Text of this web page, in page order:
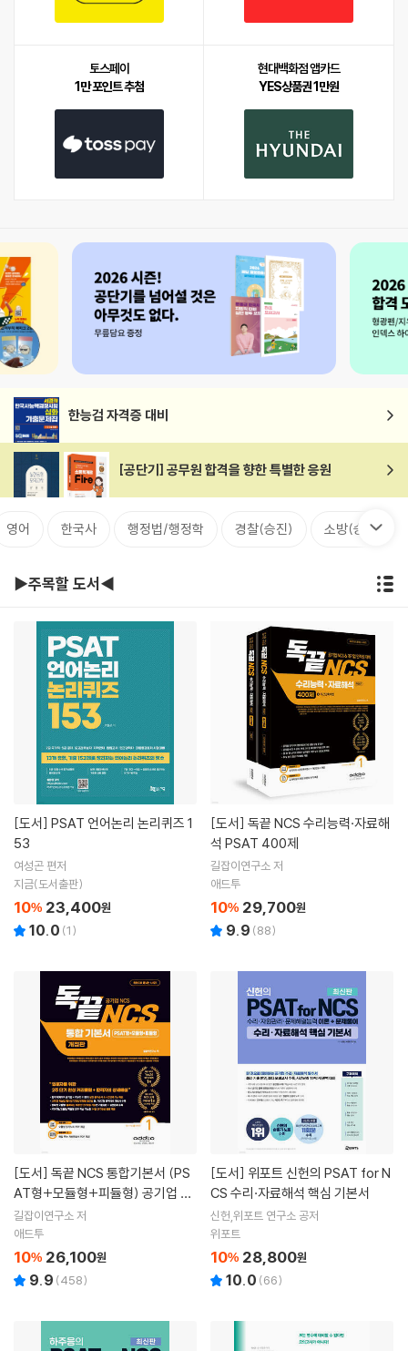
토스페이
1만 포인트 추첨
현대백화점 앱카드
YES상품권 1만원
한능검 자격증 대비
[공단기] 공무원 합격을 향한 특별한 응원
영어 한국사 행정법/행정학 경찰(승진) 소방(승진)
▶주목할 도서◀
[도서]
53
여성곤 편저
지금(도서출판)
10% 23,400원
10.0 (1)
[도서]
석 PSAT 400제
길잡이연구소 저
애드투
10% 29,700원
9.9 (88)
[도서]
AT형+모듈형+피듈형) 공기업 대
비
길잡이연구소 저
애드투
10% 26,100원
9.9 (458)
[도서]
CS 수리·자료해석 핵심 기본서
신헌,위포트 연구소 공저
위포트
10% 28,800원
10.0 (66)